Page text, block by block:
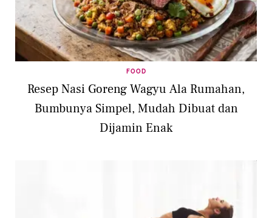
FOOD
Resep Nasi Goreng Wagyu Ala Rumahan,
Bumbunya Simpel, Mudah Dibuat dan
Dijamin Enak